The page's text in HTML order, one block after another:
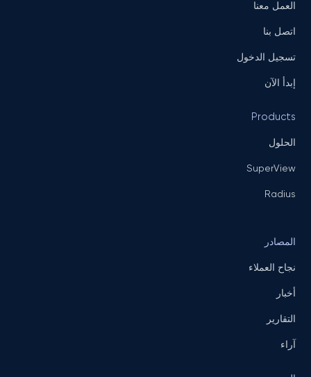
العمل معنا
اتصل بنا
تسجيل الدخول
إبدأ الآن
Products
الحلول
SuperView
Radius
المصادر
نجاح العملاء
أخبار
التقارير
آراء